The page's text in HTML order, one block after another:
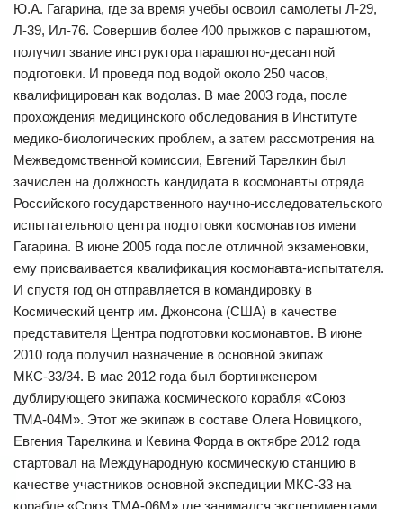
Ю.А. Гагарина, где за время учебы освоил самолеты Л-29,
Л-39, Ил-76. Совершив более 400 прыжков с парашютом,
получил звание инструктора парашютно-десантной
подготовки. И проведя под водой около 250 часов,
квалифицирован как водолаз. В мае 2003 года, после
прохождения медицинского обследования в Институте
медико-биологических проблем, а затем рассмотрения на
Межведомственной комиссии, Евгений Тарелкин был
зачислен на должность кандидата в космонавты отряда
Российского государственного научно-исследовательского
испытательного центра подготовки космонавтов имени
Гагарина. В июне 2005 года после отличной экзаменовки,
ему присваивается квалификация космонавта-испытателя.
И спустя год он отправляется в командировку в
Космический центр им. Джонсона (США) в качестве
представителя Центра подготовки космонавтов. В июне
2010 года получил назначение в основной экипаж
МКС-33/34. В мае 2012 года был бортинженером
дублирующего экипажа космического корабля «Союз
ТМА-04М». Этот же экипаж в составе Олега Новицкого,
Евгения Тарелкина и Кевина Форда в октябре 2012 года
стартовал на Международную космическую станцию в
качестве участников основной экспедиции МКС-33 на
корабле «Союз ТМА-06М» где занимался экспериментами